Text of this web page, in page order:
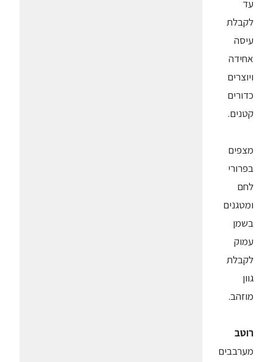
עד
לקבלת
עיסה
אחידה
ויוצרים
כדורים
קטנים.
מצפים
בפרורי
לחם
ומטגנים
בשמן
עמוק
לקבלת
גוון
מוזהב.
רוטב
מערבבים